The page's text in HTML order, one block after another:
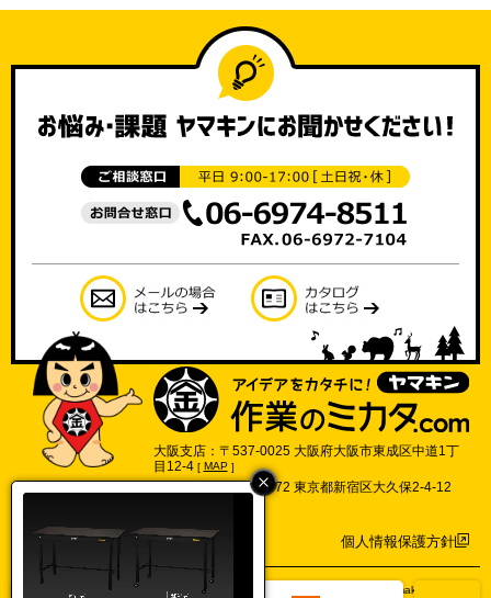
大阪支店：〒537-0025 大阪府大阪市東成区中道1丁
目12-4 [ MAP]
東京支店：〒169-0072 東京都新宿区大久保2-4-12
個人情報保護方針
©2017 Yamakin Co.,Ltd.